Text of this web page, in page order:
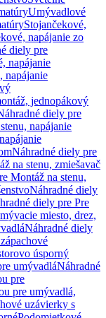
Umývadlové
Stojančekové,
napájanie zo
diely pre
napájanie
napájanie
jednopákový
diely pre
napájanie
Náhradné diely pre
na stenu, zmiešavač
Montáž na stenu,
Náhradné diely
diely pre Pre
miesto, drez,
Náhradné diely
úsporný
umývadláNáhradné
pre
pre umývadlá,
uzávierky s